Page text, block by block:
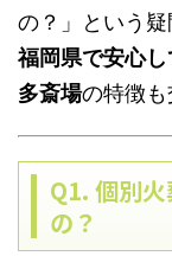
の？」という疑
福岡県で安心
多斎場の特徴も
Q1. 個別
の？